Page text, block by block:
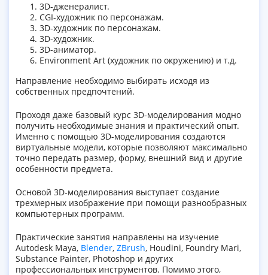
3D-дженералист.
CGI-художник по персонажам.
3D-художник по персонажам.
3D-художник.
3D-аниматор.
Environment Art (художник по окружению) и т.д.
Направление необходимо выбирать исходя из
собственных предпочтений.
Проходя даже базовый курс 3D-моделирования модно
получить необходимые знания и практический опыт.
Именно с помощью 3D-моделирования создаются
виртуальные модели, которые позволяют максимально
точно передать размер, форму, внешний вид и другие
особенности предмета.
Основой 3D-моделирования выступает создание
трехмерных изображение при помощи разнообразных
компьютерных программ.
Практические занятия направлены на изучение
Autodesk Maya, Blender, ZBrush, Houdini, Foundry Mari,
Substance Painter, Photoshop и других
профессиональных инструментов. Помимо этого,